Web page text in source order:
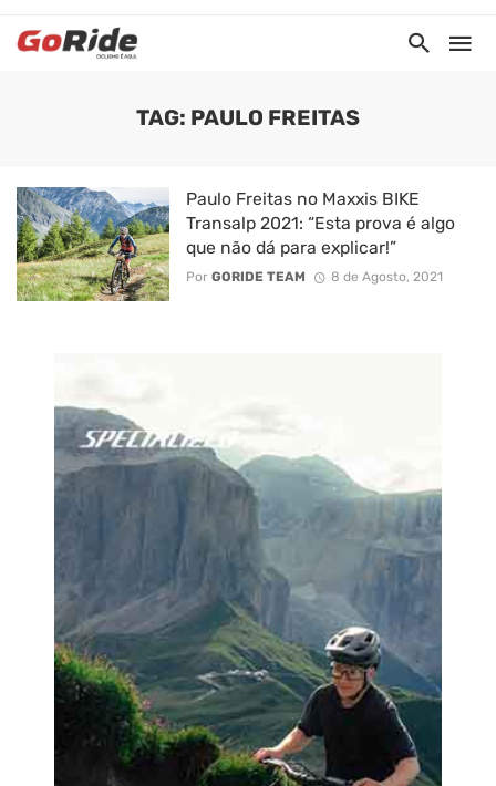
TAG: PAULO FREITAS
Paulo Freitas no Maxxis BIKE
Transalp 2021: “Esta prova é algo
que não dá para explicar!”
Por GORIDE TEAM 8 de Agosto, 2021